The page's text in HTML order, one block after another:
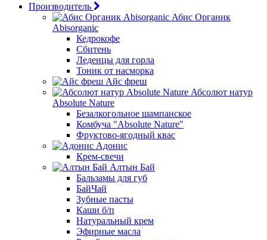
Производитель
Абис Органик
Abisorganic
Кедрокофе
Сбитень
Леденцы для горла
Тоник от насморка
Айс фреш
Абсолют натур
Absolute Nature
Безалкогольное шампанское
Комбуча "Absolute Nature"
Фруктово-ягодный квас
Адонис
Крем-свечи
Алтын Бай
Бальзамы для губ
БайЧай
Зубные пасты
Каши б/п
Натуральный крем
Эфирные масла